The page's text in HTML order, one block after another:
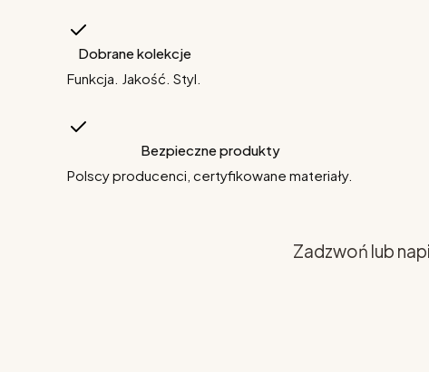
Dobrane kolekcje
Funkcja. Jakość. Styl.
Bezpieczne produkty
Polscy producenci, certyfikowane materiały.
Zadzwoń lub